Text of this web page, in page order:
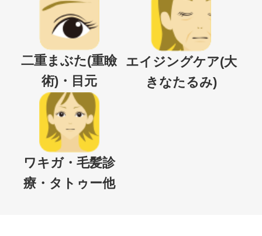
二重まぶた(重瞼
術)・目元
エイジングケア(大
きなたるみ)
ワキガ・毛髪診
療・タトゥー他